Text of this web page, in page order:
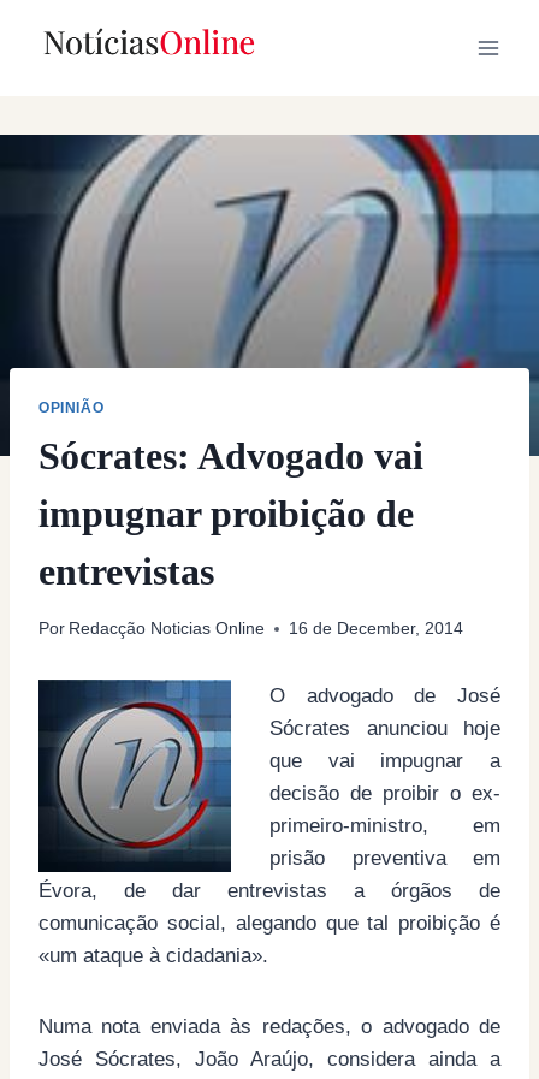
OPINIÃO
Sócrates: Advogado vai
impugnar proibição de
entrevistas
Por Redacção Noticias Online 16 de December, 2014
O advogado de José
Sócrates anunciou hoje
que vai impugnar a
decisão de proibir o ex-
primeiro-ministro, em
prisão preventiva em
Évora, de dar entrevistas a órgãos de
comunicação social, alegando que tal proibição é
«um ataque à cidadania».
Numa nota enviada às redações, o advogado de
José Sócrates, João Araújo, considera ainda a